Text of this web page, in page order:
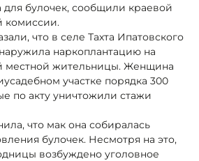
булочек, сообщили краевой
комиссии.
что в селе Тахта Ипатовского
наркоплантацию на
местной жительницы. Женщина
участке порядка 300
по акту уничтожили стажи
что мак она собиралась
булочек. Несмотря на это,
возбуждено уголовное